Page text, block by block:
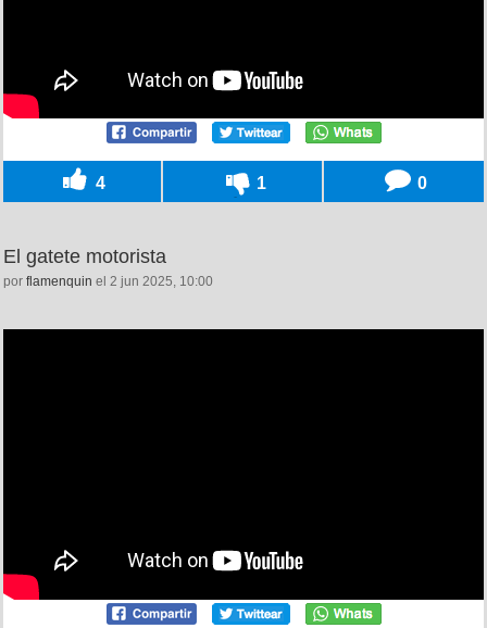
4 1 0
El gatete motorista
por flamenquin el 2 jun 2025, 10:00